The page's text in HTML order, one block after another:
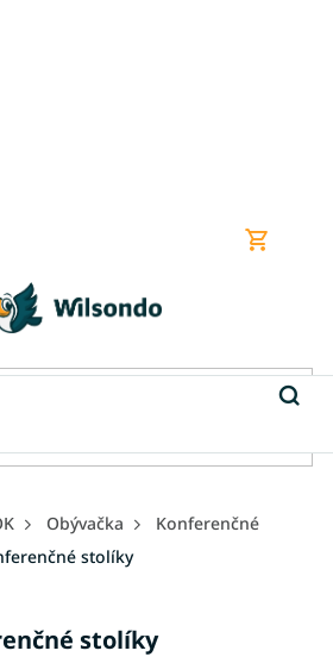
Obývačka
Konferenčné
stolíky
stolíky